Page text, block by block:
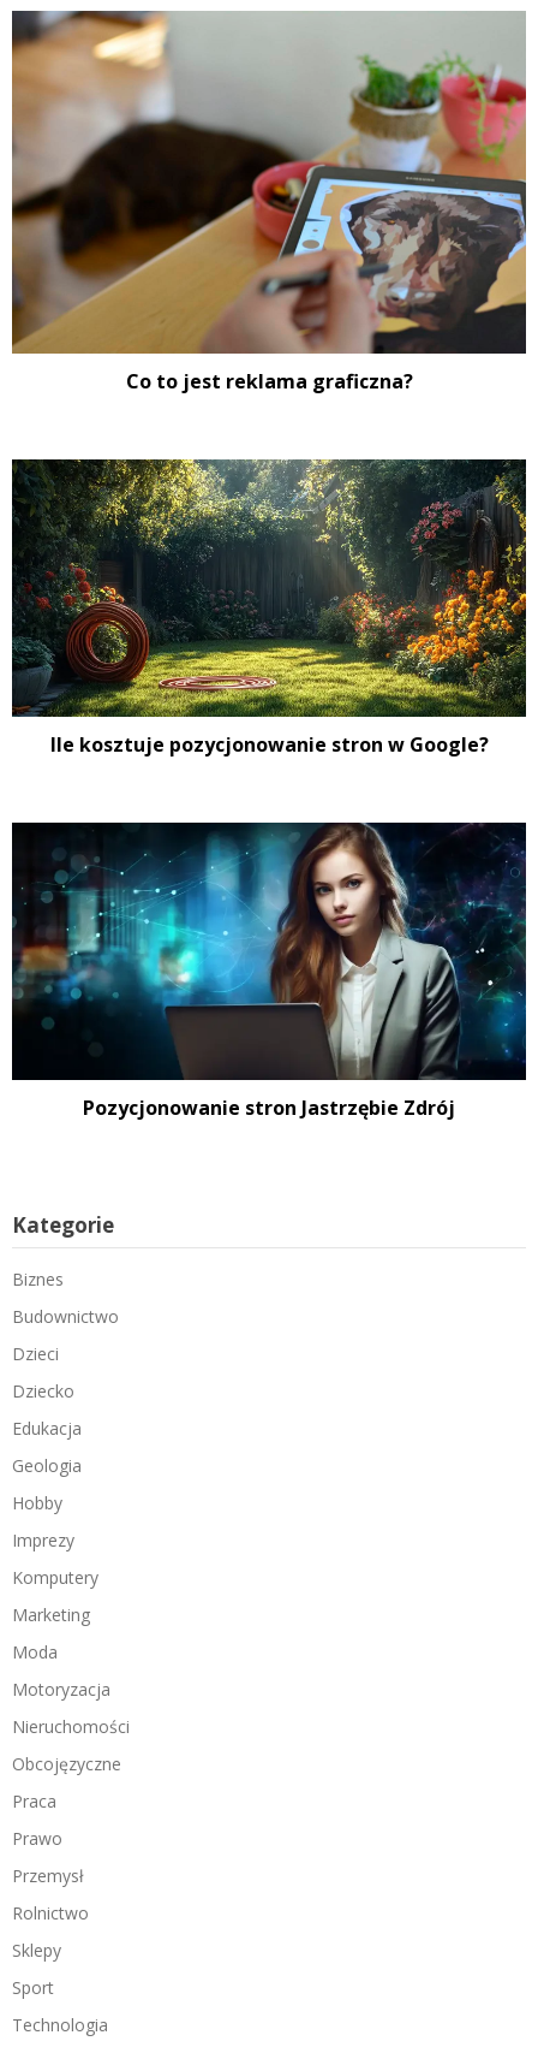
Co to jest reklama graficzna?
Ile kosztuje pozycjonowanie stron w Google?
Pozycjonowanie stron Jastrzębie Zdrój
Kategorie
Biznes
Budownictwo
Dzieci
Dziecko
Edukacja
Geologia
Hobby
Imprezy
Komputery
Marketing
Moda
Motoryzacja
Nieruchomości
Obcojęzyczne
Praca
Prawo
Przemysł
Rolnictwo
Sklepy
Sport
Technologia